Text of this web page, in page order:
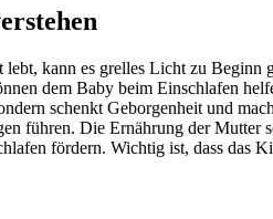
kann es grelles Licht zu
dem Baby beim Einschlafen
schenkt Geborgenheit und
führen. Die Ernährung der
fördern. Wichtig ist, dass